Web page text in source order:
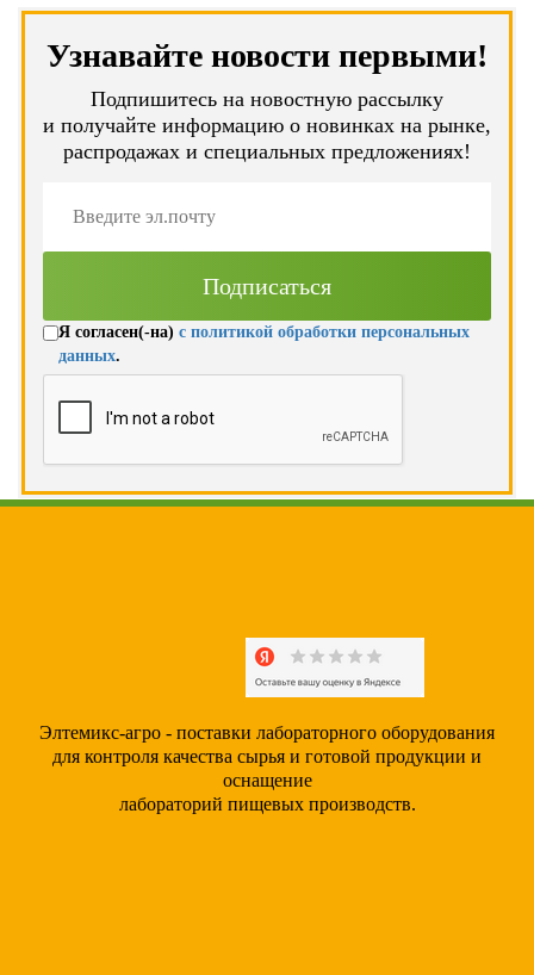
Узнавайте новости первыми!
Подпишитесь на новостную рассылку
и получайте информацию о новинках на рынке,
распродажах и специальных предложениях!
Я согласен(-на) с политикой обработки персональных
данных.
Элтемикс-агро - поставки лабораторного оборудования
для контроля качества сырья и готовой продукции и
оснащение
лабораторий пищевых производств.